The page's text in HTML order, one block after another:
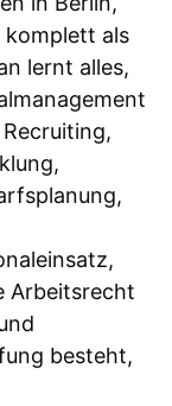
als
lernt alles,
Arbeitsrecht
besteht,